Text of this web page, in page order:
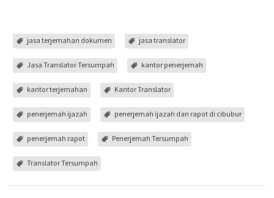
jasa terjemahan dokumen jasa translator
Jasa Translator Tersumpah kantor penerjemah
kantor terjemahan Kantor Translator
penerjemah ijazah penerjemah ijazah dan rapot di cibubur
penerjemah rapot Penerjemah Tersumpah
Translator Tersumpah